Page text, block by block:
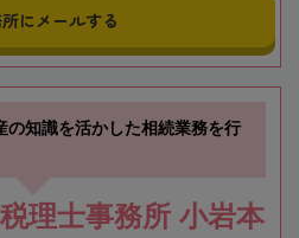
にメールする
の知識を活かした相続業務を行
理士事務所 小岩本